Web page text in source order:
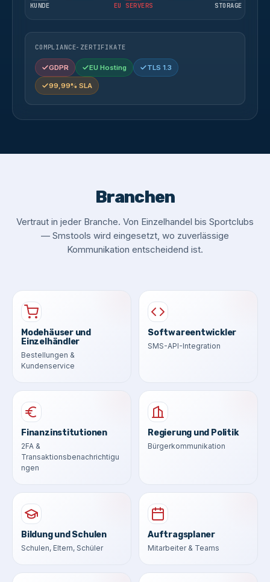
KUNDE EU SERVERS STORAGE
COMPLIANCE-ZERTIFIKATE
GDPR EU Hosting TLS 1.3
99,99% SLA
Branchen
Vertraut in jeder Branche. Von Einzelhandel bis Sportclubs
— Smstools wird eingesetzt, wo zuverlässige
Kommunikation entscheidend ist.
Modehäuser und
Einzelhändler
Bestellungen &
Kundenservice
Softwareentwickler
SMS-API-Integration
Finanzinstitutionen
2FA &
Transaktionsbenachrichtigu
ngen
Regierung und Politik
Bürgerkommunikation
Bildung und Schulen
Schulen, Eltern, Schüler
Auftragsplaner
Mitarbeiter & Teams